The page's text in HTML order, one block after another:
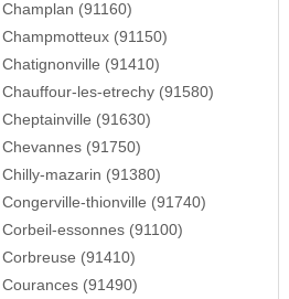
(91160)
(91150)
(91410)
les-etrechy (91580)
(91630)
(91750)
mazarin (91380)
thionville (91740)
essonnes (91100)
(91410)
(91490)